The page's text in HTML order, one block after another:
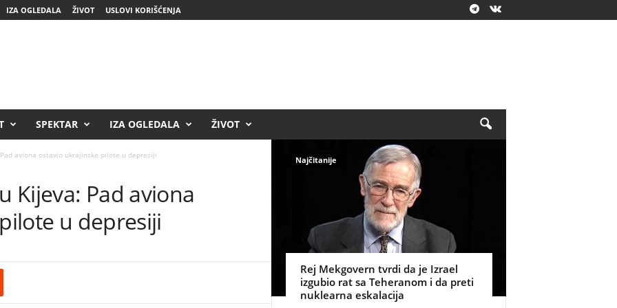
IZA OGLEDALA ŽIVOT USLOVI KORIŠĆENJA
SPEKTAR IZA OGLEDALA ŽIVOT
aviona ostavio ukrajinske pilote u depresiji
Kijeva: Pad aviona
u depresiji
Najčitanije
Rej Mekgovern tvrdi da je Izrael
izgubio rat sa Teheranom i da preti
nuklearna eskalacija